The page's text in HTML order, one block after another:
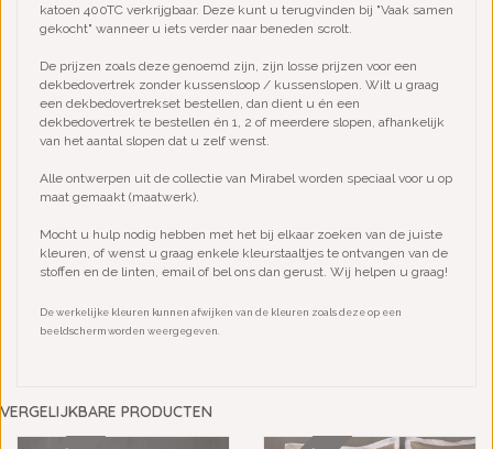
katoen 400TC verkrijgbaar. Deze kunt u terugvinden bij "Vaak samen
gekocht" wanneer u iets verder naar beneden scrolt.
De prijzen zoals deze genoemd zijn, zijn losse prijzen voor een
dekbedovertrek zonder kussensloop / kussenslopen. Wilt u graag
een dekbedovertrekset bestellen, dan dient u én een
dekbedovertrek te bestellen én 1, 2 of meerdere slopen, afhankelijk
van het aantal slopen dat u zelf wenst.
Alle ontwerpen uit de collectie van Mirabel worden speciaal voor u op
maat gemaakt (maatwerk).
Mocht u hulp nodig hebben met het bij elkaar zoeken van de juiste
kleuren, of wenst u graag enkele kleurstaaltjes te ontvangen van de
stoffen en de linten, email of bel ons dan gerust. Wij helpen u graag!
De werkelijke kleuren kunnen afwijken van de kleuren zoals deze op een
beeldscherm worden weergegeven.
VERGELIJKBARE PRODUCTEN